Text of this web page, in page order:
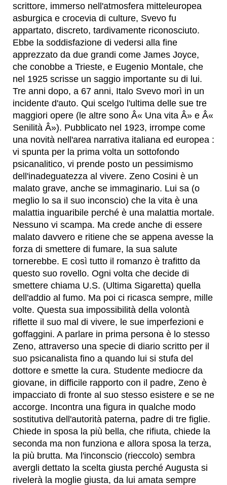
scrittore, immerso nell'atmosfera mitteleuropea
asburgica e crocevia di culture, Svevo fu
appartato, discreto, tardivamente riconosciuto.
Ebbe la soddisfazione di vedersi alla fine
apprezzato da due grandi come James Joyce,
che conobbe a Trieste, e Eugenio Montale, che
nel 1925 scrisse un saggio importante su di lui.
Tre anni dopo, a 67 anni, Italo Svevo morì in un
incidente d'auto. Qui scelgo l'ultima delle sue tre
maggiori opere (le altre sono Â« Una vita Â» e Â«
Senilità Â»). Pubblicato nel 1923, irrompe come
una novità nell'area narrativa italiana ed europea :
vi spunta per la prima volta un sottofondo
psicanalitico, vi prende posto un pessimismo
dell'inadeguatezza al vivere. Zeno Cosini è un
malato grave, anche se immaginario. Lui sa (o
meglio lo sa il suo inconscio) che la vita è una
malattia inguaribile perché è una malattia mortale.
Nessuno vi scampa. Ma crede anche di essere
malato davvero e ritiene che se appena avesse la
forza di smettere di fumare, la sua salute
tornerebbe. E così tutto il romanzo è trafitto da
questo suo rovello. Ogni volta che decide di
smettere chiama U.S. (Ultima Sigaretta) quella
dell'addio al fumo. Ma poi ci ricasca sempre, mille
volte. Questa sua impossibilità della volontà
riflette il suo mal di vivere, le sue imperfezioni e
goffaggini. A parlare in prima persona è lo stesso
Zeno, attraverso una specie di diario scritto per il
suo psicanalista fino a quando lui si stufa del
dottore e smette la cura. Studente mediocre da
giovane, in difficile rapporto con il padre, Zeno è
impacciato di fronte al suo stesso esistere e se ne
accorge. Incontra una figura in qualche modo
sostitutiva dell'autorità paterna, padre di tre figlie.
Chiede in sposa la più bella, che rifiuta, chiede la
seconda ma non funziona e allora sposa la terza,
la più brutta. Ma l'inconscio (rieccolo) sembra
avergli dettato la scelta giusta perché Augusta si
rivelerà la moglie giusta, da lui amata sempre